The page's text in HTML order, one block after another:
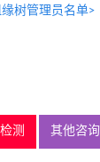
树管理员名单>
测 其他咨询